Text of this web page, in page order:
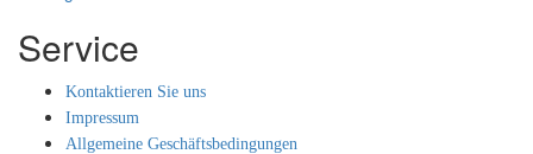
Service
Kontaktieren Sie uns
Impressum
Allgemeine Geschäftsbedingungen